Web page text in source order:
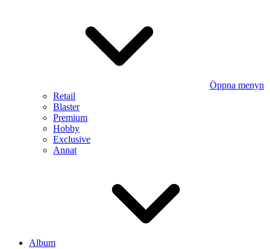
Öppna menyn
Retail
Blaster
Premium
Hobby
Exclusive
Annat
Album